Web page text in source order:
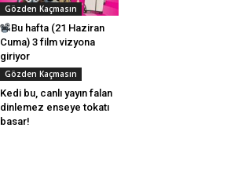
Gözden Kaçmasın
Bu hafta (21 Haziran
Cuma) 3 film vizyona
giriyor
Gözden Kaçmasın
Kedi bu, canlı yayın falan
dinlemez enseye tokatı
basar!